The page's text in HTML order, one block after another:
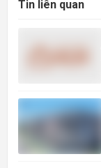
Tin liên quan